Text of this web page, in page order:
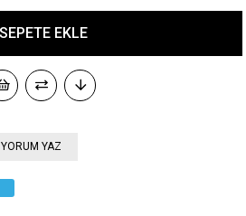
YORUM YAZ